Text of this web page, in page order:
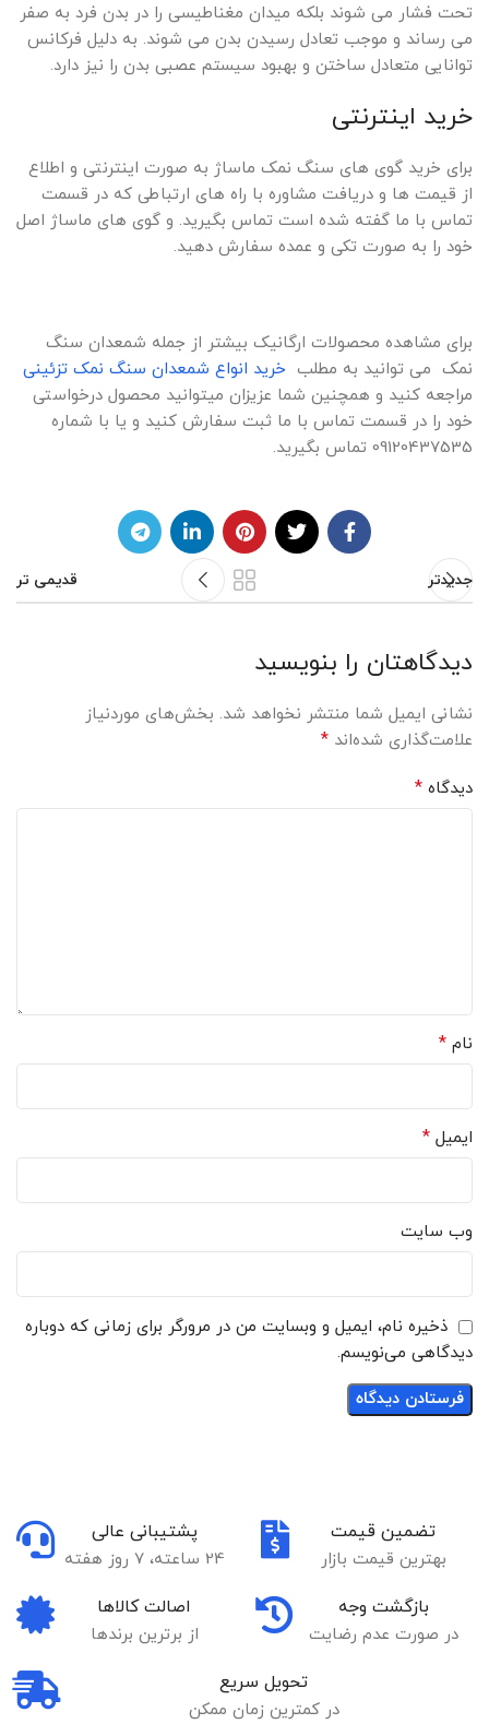
تحت فشار می شوند بلکه میدان مغناطیسی را در بدن فرد به صفر
می رساند و موجب تعادل رسیدن بدن می شوند. به دلیل فرکانس
توانایی متعادل ساختن و بهبود سیستم عصبی بدن را نیز دارد.
خرید اینترنتی
برای خرید گوی های سنگ نمک ماساژ به صورت اینترنتی و اطلاع
از قیمت ها و دریافت مشاوره با راه های ارتباطی که در قسمت
تماس با ما گفته شده است تماس بگیرید. و گوی های ماساژ اصل
خود را به صورت تکی و عمده سفارش دهید.
برای مشاهده محصولات ارگانیک بیشتر از جمله شمعدان سنگ
نمک می توانید به مطلب خرید انواع شمعدان سنگ نمک تزئینی
مراجعه کنید و همچنین شما عزیزان میتوانید محصول درخواستی
خود را در قسمت تماس با ما ثبت سفارش کنید و یا با شماره
09120437535 تماس بگیرید.
جدیدتر قدیمی تر
دیدگاهتان را بنویسید
نشانی ایمیل شما منتشر نخواهد شد. بخش‌های موردنیاز
علامت‌گذاری شده‌اند *
دیدگاه *
نام *
ایمیل *
وب‌ سایت
ذخیره نام، ایمیل و وبسایت من در مرورگر برای زمانی که دوباره
دیدگاهی می‌نویسم.
تضمین قیمت
بهترین قیمت بازار
پشتیبانی عالی
24 ساعته، 7 روز هفته
بازگشت وجه
در صورت عدم رضایت
اصالت کالاها
از برترین برندها
تحویل سریع
در کمترین زمان ممکن